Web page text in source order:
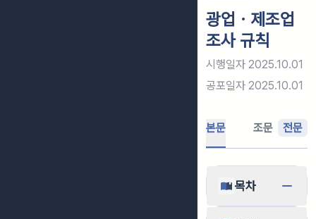
광업ㆍ제조업
조사 규칙
시행일자 2025.10.01
공포일자 2025.10.01
본문 조문 전문
목차